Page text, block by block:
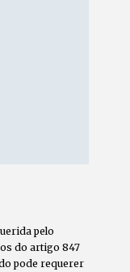
pelo
do artigo 847
pode requerer